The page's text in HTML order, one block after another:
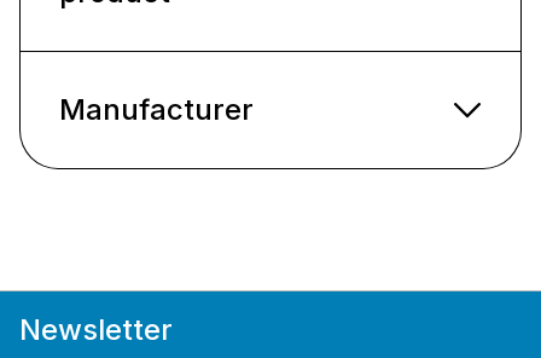
Manufacturer
Newsletter